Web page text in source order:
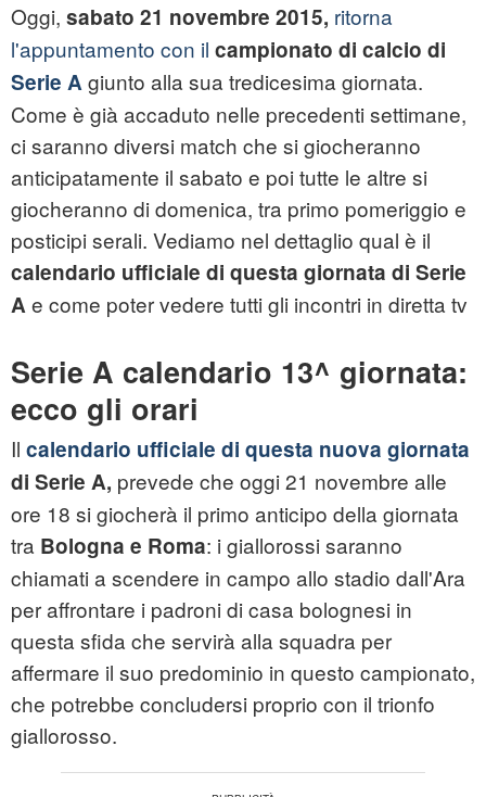
Oggi, sabato 21 novembre 2015, ritorna
l'appuntamento con il campionato di calcio di
Serie Agiunto alla sua tredicesima giornata.
Come è già accaduto nelle precedenti settimane,
ci saranno diversi match che si giocheranno
anticipatamente il sabato e poi tutte le altre si
giocheranno di domenica, tra primo pomeriggio e
posticipi serali. Vediamo nel dettaglio qual è il
calendario ufficiale di questa giornata di Serie
Ae come poter vedere tutti gli incontri in diretta tv
Serie A calendario 13^ giornata:
ecco gli orari
Il calendario ufficiale di questa nuova giornata
di Serie A, prevede che oggi 21 novembre alle
ore 18 si giocherà il primo anticipo della giornata
tra Bologna e Roma: i giallorossi saranno
chiamati a scendere in campo allo stadio dall'Ara
per affrontare i padroni di casa bolognesi in
questa sfida che servirà alla squadra per
affermare il suo predominio in questo campionato,
che potrebbe concludersi proprio con il trionfo
giallorosso.